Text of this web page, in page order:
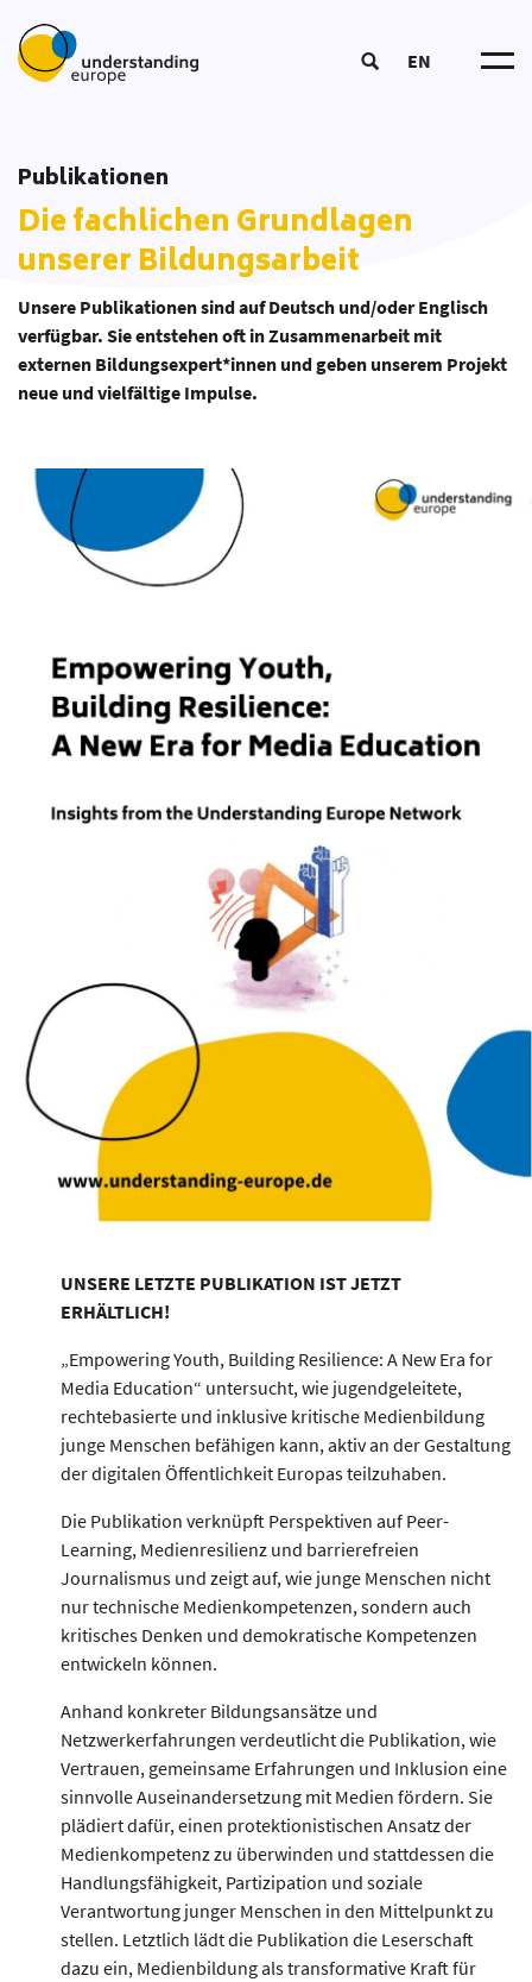
EN
Partner*innen
Mitmachen
European Summer School
Coordinators‘ Meetings
Fellowships
Kursangebot
Bildungsmaterial
Bildungsansatz
Publikationen
Unsere Toolbox
Aktuelles
Publikationen
Die fachlichen Grundlagen
unserer Bildungsarbeit
Unsere Publikationen sind auf Deutsch und/oder Englisch
verfügbar. Sie entstehen oft in Zusammenarbeit mit
externen Bildungsexpert*innen und geben unserem Projekt
neue und vielfältige Impulse.
UNSERE LETZTE PUBLIKATION IST JETZT
ERHÄLTLICH!
„Empowering Youth, Building Resilience: A New Era for
Media Education“ untersucht, wie jugendgeleitete,
rechtebasierte und inklusive kritische Medienbildung
junge Menschen befähigen kann, aktiv an der Gestaltung
der digitalen Öffentlichkeit Europas teilzuhaben.
Die Publikation verknüpft Perspektiven auf Peer-
Learning, Medienresilienz und barrierefreien
Journalismus und zeigt auf, wie junge Menschen nicht
nur technische Medienkompetenzen, sondern auch
kritisches Denken und demokratische Kompetenzen
entwickeln können.
Anhand konkreter Bildungsansätze und
Netzwerkerfahrungen verdeutlicht die Publikation, wie
Vertrauen, gemeinsame Erfahrungen und Inklusion eine
sinnvolle Auseinandersetzung mit Medien fördern. Sie
plädiert dafür, einen protektionistischen Ansatz der
Medienkompetenz zu überwinden und stattdessen die
Handlungsfähigkeit, Partizipation und soziale
Verantwortung junger Menschen in den Mittelpunkt zu
stellen. Letztlich lädt die Publikation die Leserschaft
dazu ein, Medienbildung als transformative Kraft für